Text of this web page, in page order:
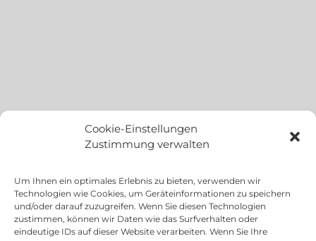
Cookie-Einstellungen
Zustimmung verwalten
Um Ihnen ein optimales Erlebnis zu bieten, verwenden wir
Technologien wie Cookies, um Geräteinformationen zu speichern
und/oder darauf zuzugreifen. Wenn Sie diesen Technologien
zustimmen, können wir Daten wie das Surfverhalten oder
eindeutige IDs auf dieser Website verarbeiten. Wenn Sie Ihre